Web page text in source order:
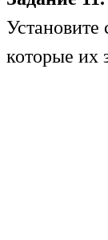
которые их